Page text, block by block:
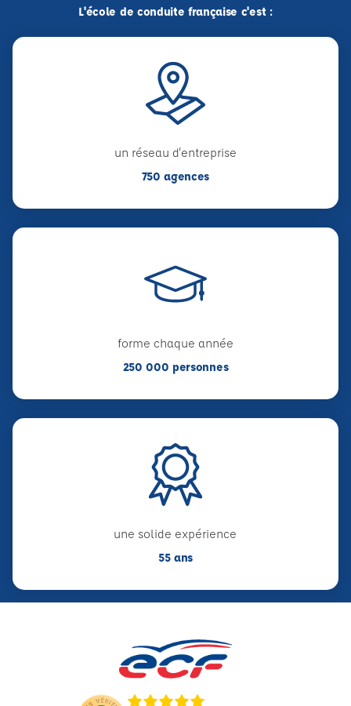
L'école de conduite française c'est :
un réseau d'entreprise
750 agences
forme chaque année
250 000 personnes
une solide expérience
55 ans